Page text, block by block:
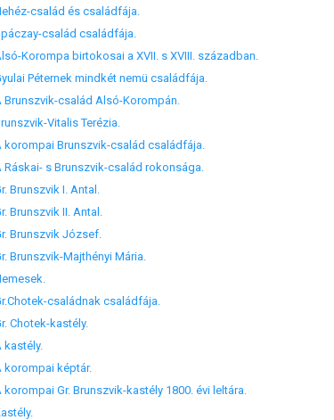
család és családfája.
család családfája.
Korompa birtokosai a XVII. s XVIII. században.
Péternek mindkét nemü családfája.
Brunszvik-család Alsó-Korompán.
Vitalis Terézia.
korompai Brunszvik-család családfája.
Ráskai- s Brunszvik-család rokonsága.
Brunszvik I. Antal.
Brunszvik II. Antal.
Brunszvik József.
Brunszvik-Majthényi Mária.
családnak családfája.
Chotek-kastély.
kastély.
korompai képtár.
korompai Gr. Brunszvik-kastély 1800. évi leltára.